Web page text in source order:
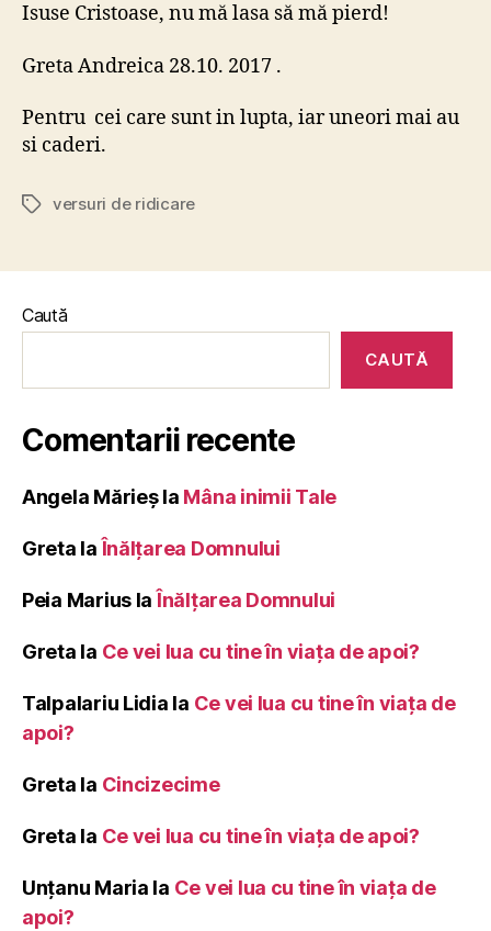
Isuse Cristoase, nu mă lasa să mă pierd!
Greta Andreica 28.10. 2017 .
Pentru cei care sunt in lupta, iar uneori mai au
si caderi.
Eticheteversuri de ridicare
Caută
CAUTĂ
Comentarii recente
Angela Mărieșla Mâna inimii Tale
Greta la Înălţarea Domnului
Peia Marius la Înălţarea Domnului
Greta la Ce vei lua cu tine în viața de apoi?
Talpalariu Lidia la Ce vei lua cu tine în viața de
apoi?
Greta la Cincizecime
Greta la Ce vei lua cu tine în viața de apoi?
Unțanu Maria la Ce vei lua cu tine în viața de
apoi?